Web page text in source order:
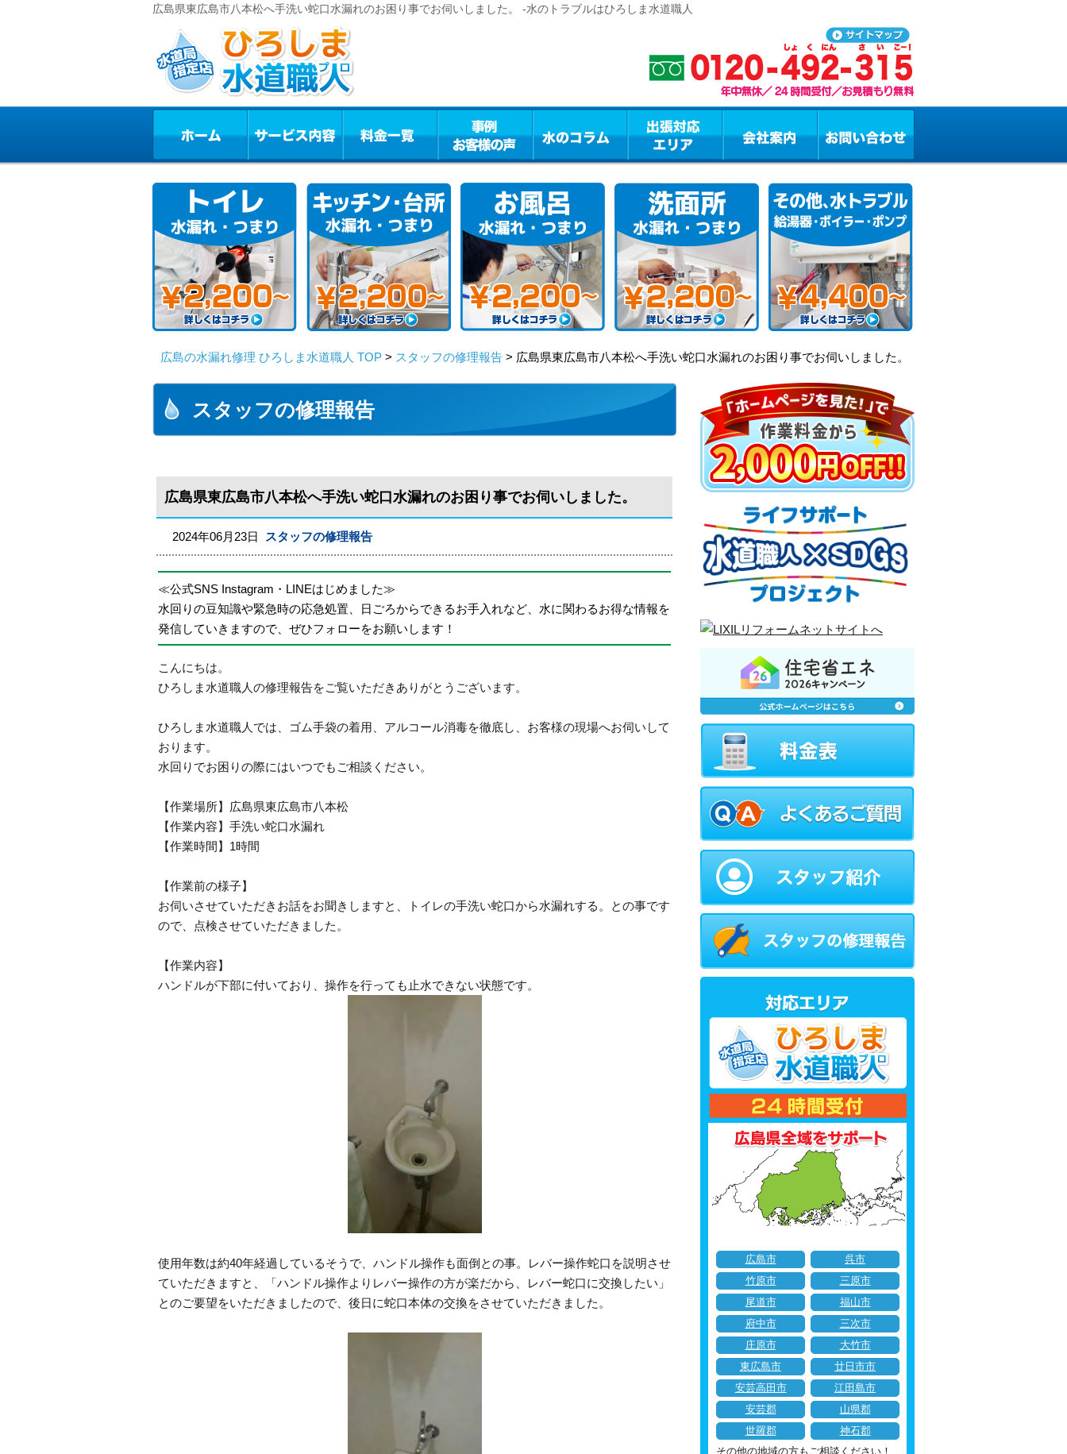
広島県東広島市八本松へ手洗い蛇口水漏れのお困り事でお伺いしました。 -水のトラブルはひろしま水道職人
広島の水漏れ修理 ひろしま水道職人 TOP > スタッフの修理報告 > 広島県東広島市八本松へ手洗い蛇口水漏れのお困り事でお伺いしました。
スタッフの修理報告
広島県東広島市八本松へ手洗い蛇口水漏れのお困り事でお伺いしました。
2024年06月23日 スタッフの修理報告
≪公式SNS Instagram・LINEはじめました≫
水回りの豆知識や緊急時の応急処置、日ごろからできるお手入れなど、水に関わるお得な情報を
発信していきますので、ぜひフォローをお願いします！
こんにちは。
ひろしま水道職人の修理報告をご覧いただきありがとうございます。
ひろしま水道職人では、ゴム手袋の着用、アルコール消毒を徹底し、お客様の現場へお伺いして
おります。
水回りでお困りの際にはいつでもご相談ください。
【作業場所】広島県東広島市八本松
【作業内容】手洗い蛇口水漏れ
【作業時間】1時間
【作業前の様子】
お伺いさせていただきお話をお聞きしますと、トイレの手洗い蛇口から水漏れする。との事です
ので、点検させていただきました。
【作業内容】
ハンドルが下部に付いており、操作を行っても止水できない状態です。
使用年数は約40年経過しているそうで、ハンドル操作も面倒との事。レバー操作蛇口を説明させ
ていただきますと、「ハンドル操作よりレバー操作の方が楽だから、レバー蛇口に交換したい」
とのご要望をいただきましたので、後日に蛇口本体の交換をさせていただきました。
広島市
呉市
竹原市
三原市
尾道市
福山市
府中市
三次市
庄原市
大竹市
東広島市
廿日市市
安芸高田市
江田島市
安芸郡
山県郡
世羅郡
神石郡
その他の地域の方もご相談ください！